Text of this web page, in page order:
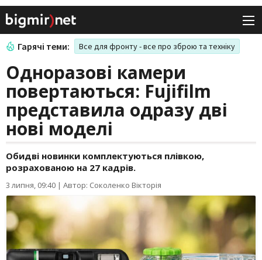
Гарячі теми: Все для фронту - все про зброю та техніку
Одноразові камери
повертаються: Fujifilm
представила одразу дві
нові моделі
Обидві новинки комплектуються плівкою,
розрахованою на 27 кадрів.
3 липня, 09:40 | Автор: Соколенко Вікторія